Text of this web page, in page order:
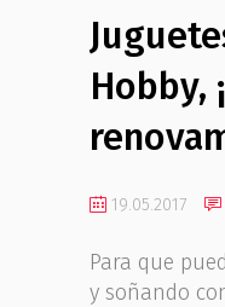
Hobby,
19.05.2017
Para que
y soñando